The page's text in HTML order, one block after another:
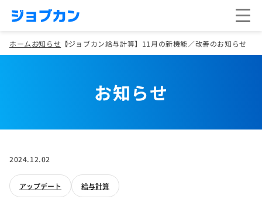
ホームお知らせ 【ジョブカン給与計算】11月の新機能／改善のお知らせ
お知らせ
2024.12.02
アップデート 給与計算